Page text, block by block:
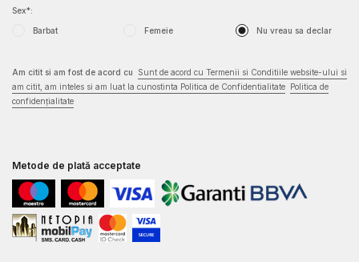
Sex*:
Barbat Femeie Nu vreau sa declar
Am citit si am fost de acord cu
Sunt de acord cu Termenii si Conditiile website-ului si
am citit, am inteles si am luat la cunostinta Politica de Confidentialitate Politica de
confidențialitate
Metode de plată acceptate